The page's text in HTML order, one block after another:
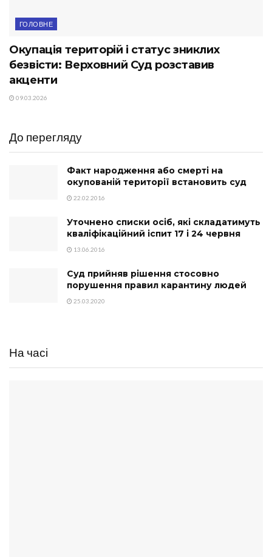
ГОЛОВНЕ
Окупація територій і статус зниклих
безвісти: Верховний Суд розставив
акценти
09.03.2026
До перегляду
Факт народження або смерті на
окупованій території встановить суд
22.02.2016
Уточнено списки осіб, які складатимуть
кваліфікаційний іспит 17 і 24 червня
13.06.2016
Суд прийняв рішення стосовно
порушення правил карантину людей
25.03.2020
На часі